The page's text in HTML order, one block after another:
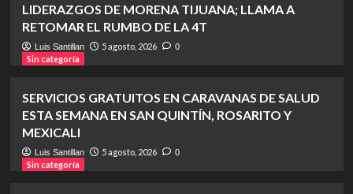
LIDERAZGOS DE MORENA TIJUANA; LLAMA A
RETOMAR EL RUMBO DE LA 4T
Luis Santillan 5 agosto, 2026 0
Sin categoría
SERVICIOS GRATUITOS EN CARAVANAS DE SALUD
ESTA SEMANA EN SAN QUINTÍN, ROSARITO Y
MEXICALI
Luis Santillan 5 agosto, 2026 0
Sin categoría